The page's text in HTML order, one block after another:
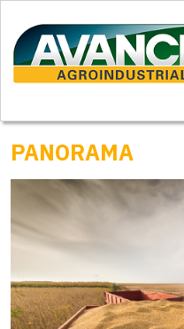
PANORAMA